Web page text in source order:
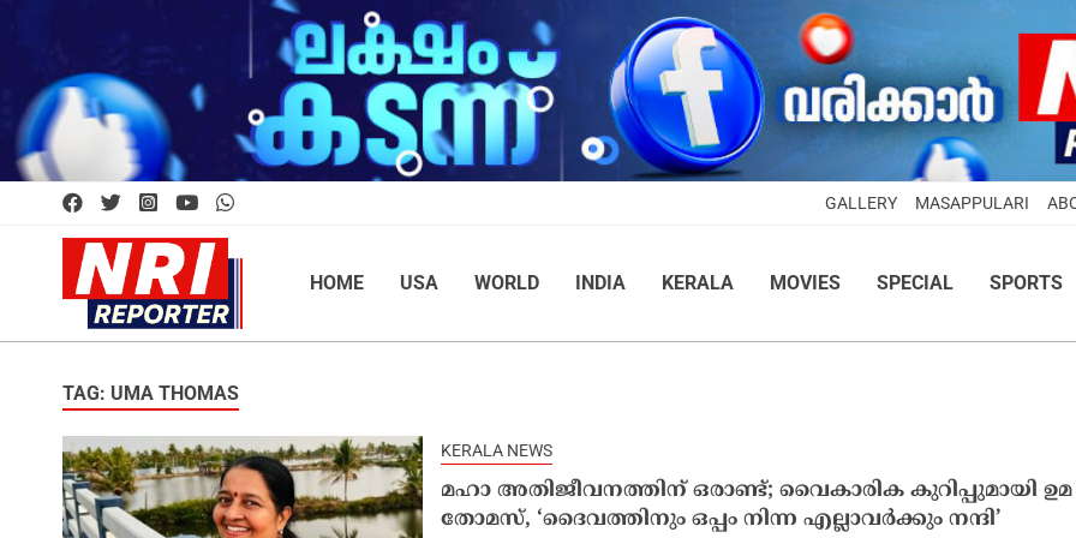
GALLERY MASAPPULARI
HOME USA WORLD INDIA KERALA MOVIES SPECIAL SPORTS
TAG: UMA THOMAS
KERALA NEWS
മഹാ അതിജീവനത്തിന് ഒരാണ്ട്; വൈകാരിക കുറിപ്പുമായി ഉമ
തോമസ്, ‘ദൈവത്തിനും ഒപ്പം നിന്ന എല്ലാവർക്കും നന്ദി’